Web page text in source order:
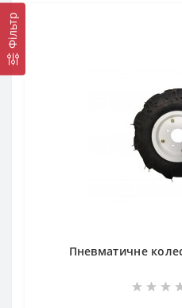
Фільтр
Пневматичне